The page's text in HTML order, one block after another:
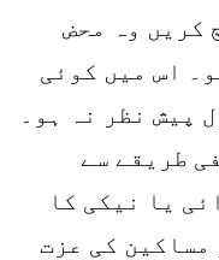
کریں وہ محض
اس میں کوئی
پیش نظر نہ ہو۔
طریقے سے
یا نیکی کا
مساکین کی عزت